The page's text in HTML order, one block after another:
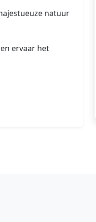
natuur
ervaar het